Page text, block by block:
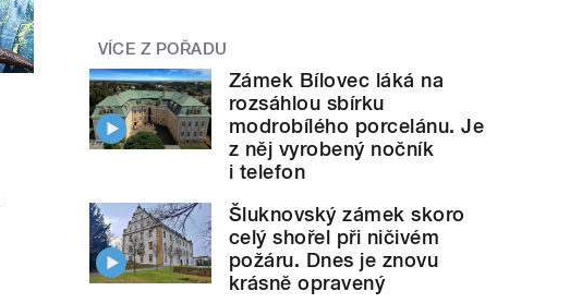
VÍCE Z POŘADU
Zámek Bílovec láká na
rozsáhlou sbírku
modrobílého porcelánu. Je
z něj vyrobený nočník
i telefon
Šluknovský zámek skoro
celý shořel při ničivém
požáru. Dnes je znovu
krásně opravený